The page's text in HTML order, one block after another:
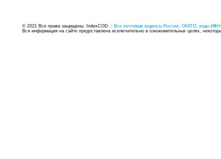
© 2021 Все права защищены. IndexCOD :: Все почтовые индексы России, ОКАТО, коды
Вся информация на сайте предоставлена исключительно в ознокомительных целях,